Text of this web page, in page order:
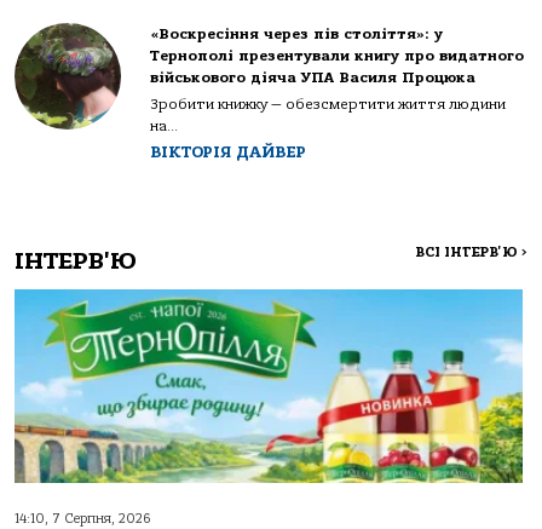
«Воскресіння через пів століття»: у
Тернополі презентували книгу про видатного
військового діяча УПА Василя Процюка
Зробити книжку — обезсмертити життя людини
на...
ВІКТОРІЯ ДАЙВЕР
ІНТЕРВ'Ю ВСІ ІНТЕРВ'Ю >
14:10, 7 Серпня, 2026